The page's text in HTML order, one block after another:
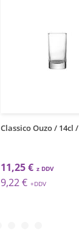
Classico Ouzo / 14cl
11,25 €
9,22 €